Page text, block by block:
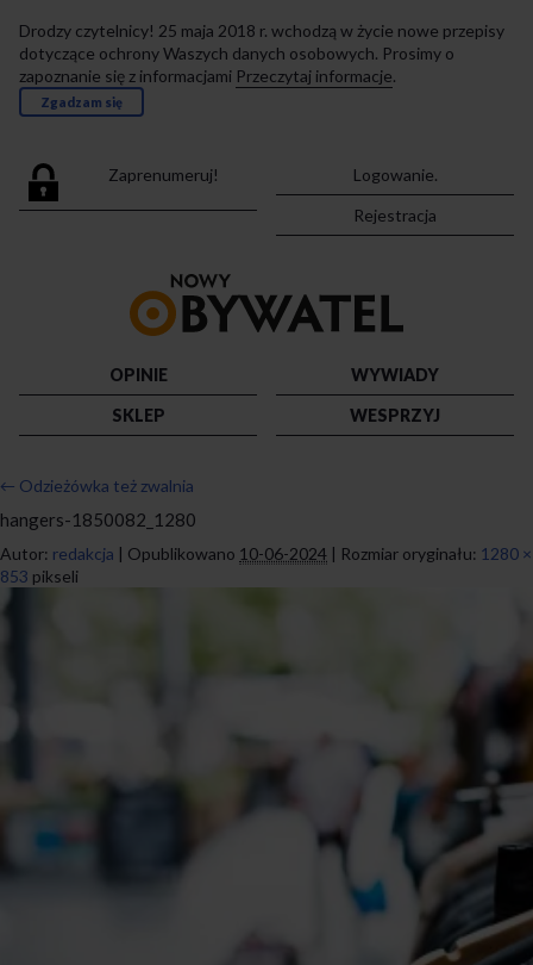
Drodzy czytelnicy! 25 maja 2018 r. wchodzą w życie nowe przepisy
dotyczące ochrony Waszych danych osobowych. Prosimy o
zapoznanie się z informacjami Przeczytaj informacje.
Zgadzam się
Zaprenumeruj!
Logowanie.
Rejestracja
strony
OPINIE
WYWIADY
SKLEP
WESPRZYJ
← Odzieżówka też zwalnia
hangers-1850082_1280
Autor: redakcja | Opublikowano 10-06-2024 | Rozmiar oryginału: 1280 ×
853 pikseli